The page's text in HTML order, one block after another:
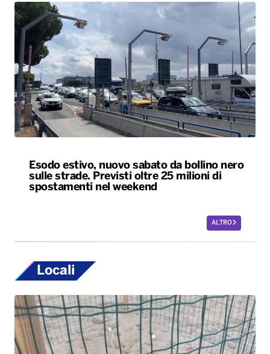
Esodo estivo, nuovo sabato da bollino nero
sulle strade. Previsti oltre 25 milioni di
spostamenti nel weekend
ALTRO
Locali